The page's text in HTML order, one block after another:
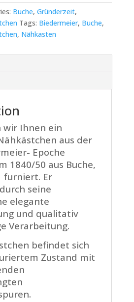
Buche, Gründerzeit,
Tags: Biedermeier, Buche,
, Nähkasten
wir Ihnen ein
aus der
Epoche
1840/50 aus Buche,
furniert. Er
seine
elegante
und qualitativ
Verarbeitung.
befindet sich
Zustand mit